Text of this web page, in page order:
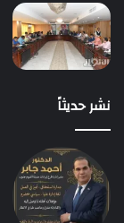
نشر حديثاً